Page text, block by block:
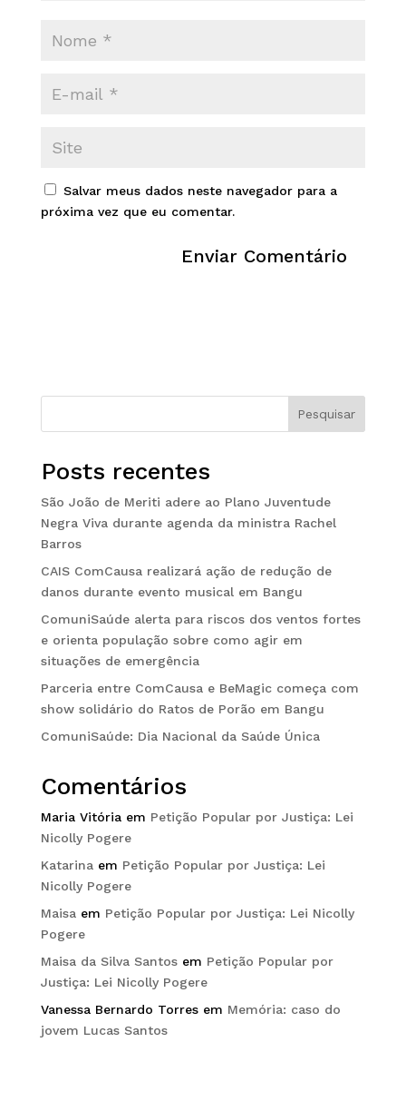
Salvar meus dados neste navegador para a
próxima vez que eu comentar.
Pesquisar
Posts recentes
São João de Meriti adere ao Plano Juventude
Negra Viva durante agenda da ministra Rachel
Barros
CAIS ComCausa realizará ação de redução de
danos durante evento musical em Bangu
ComuniSaúde alerta para riscos dos ventos fortes
e orienta população sobre como agir em
situações de emergência
Parceria entre ComCausa e BeMagic começa com
show solidário do Ratos de Porão em Bangu
ComuniSaúde: Dia Nacional da Saúde Única
Comentários
Maria Vitóriaem Petição Popular por Justiça: Lei
Nicolly Pogere
Katarinaem Petição Popular por Justiça: Lei
Nicolly Pogere
Maisaem Petição Popular por Justiça: Lei Nicolly
Pogere
Maisa da Silva Santosem Petição Popular por
Justiça: Lei Nicolly Pogere
Vanessa Bernardo Torresem Memória: caso do
jovem Lucas Santos